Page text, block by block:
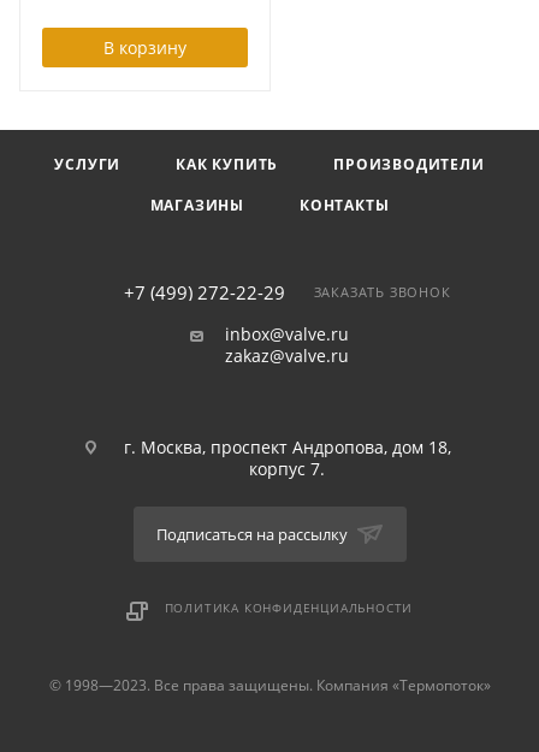
В корзину
УСЛУГИ КАК КУПИТЬ
ПРОИЗВОДИТЕЛИ
МАГАЗИНЫ
КОНТАКТЫ
+7 (499) 272-22-29 ЗАКАЗАТЬ ЗВОНОК
inbox@valve.ru
zakaz@valve.ru
г. Москва, проспект Андропова, дом 18,
корпус 7.
Подписаться на рассылку
ПОЛИТИКА КОНФИДЕНЦИАЛЬНОСТИ
© 1998—2023. Все права защищены. Компания «Термопоток»